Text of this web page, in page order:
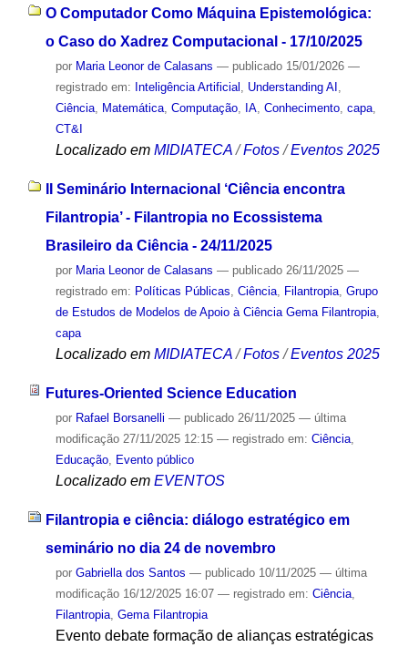
O Computador Como Máquina Epistemológica:
o Caso do Xadrez Computacional - 17/10/2025
por Maria Leonor de Calasans — publicado15/01/2026 —
registrado em: Inteligência Artificial , Understanding AI ,
Ciência, Matemática, Computação, IA, Conhecimento, capa,
CT&I
Localizado em MIDIATECA /Fotos /Eventos 2025
II Seminário Internacional ‘Ciência encontra
Filantropia’ - Filantropia no Ecossistema
Brasileiro da Ciência - 24/11/2025
por Maria Leonor de Calasans — publicado26/11/2025 —
registrado em: Políticas Públicas, Ciência, Filantropia, Grupo
de Estudos de Modelos de Apoio à Ciência Gema Filantropia,
capa
Localizado em MIDIATECA /Fotos /Eventos 2025
Futures-Oriented Science Education
por Rafael Borsanelli — publicado26/11/2025 — última
modificação27/11/2025 12:15 — registrado em: Ciência,
Educação, Evento público
Localizado em EVENTOS
Filantropia e ciência: diálogo estratégico em
seminário no dia 24 de novembro
por Gabriella dos Santos — publicado10/11/2025 — última
modificação16/12/2025 16:07 — registrado em: Ciência,
Filantropia, Gema Filantropia
Evento debate formação de alianças estratégicas